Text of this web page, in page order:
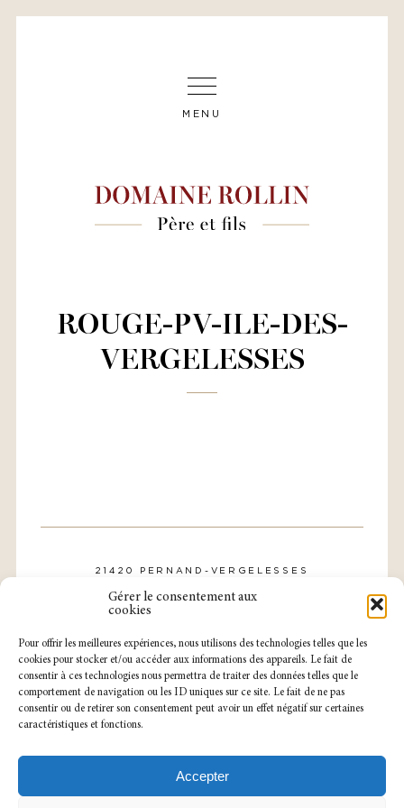
Gérer le consentement aux
cookies
Pour offrir les meilleures expériences, nous utilisons des technologies telles que les
cookies pour stocker et/ou accéder aux informations des appareils. Le fait de
consentir à ces technologies nous permettra de traiter des données telles que le
comportement de navigation ou les ID uniques sur ce site. Le fait de ne pas
consentir ou de retirer son consentement peut avoir un effet négatif sur certaines
caractéristiques et fonctions.
Accepter
MENU
ROUGE-PV-ILE-DES-
VERGELESSES
21420 PERNAND-VERGELESSES
TÉL. : 03 80 21 57 31
NOTRE CAVEAU EST OUVERT
SUR RENDEZ-VOUS.
MENTIONS LÉGALES POLITIQUE DE CONFIDENTIALITÉ